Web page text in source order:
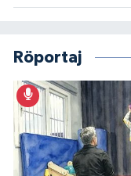
Röportaj